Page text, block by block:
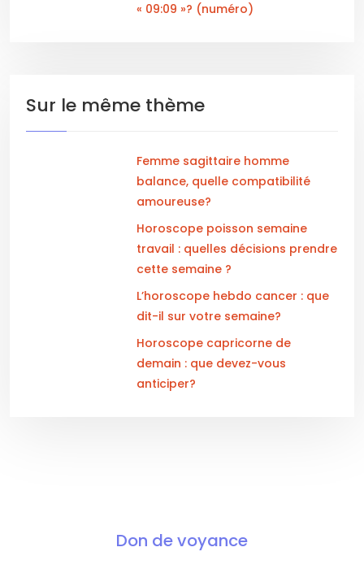
« 09:09 »? (numéro)
Sur le même thème
Femme sagittaire homme
balance, quelle compatibilité
amoureuse?
Horoscope poisson semaine
travail : quelles décisions prendre
cette semaine ?
L’horoscope hebdo cancer : que
dit-il sur votre semaine?
Horoscope capricorne de
demain : que devez-vous
anticiper?
Don de voyance